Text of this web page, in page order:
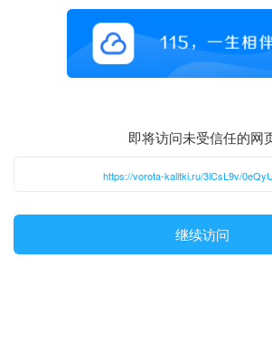
即将访问未受信任的网
https://vorota-kalitki.ru/3lCsL9v/
继续访问